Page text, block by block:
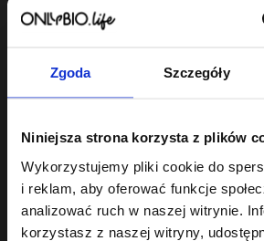
Zgoda Szczegóły
Niniejsza strona korzysta z plików
Wykorzystujemy pliki cookie do
i reklam, aby oferować funkcje
analizować ruch w naszej witrynie.
korzystasz z naszej witryny,
Stylizator proteinowy
do stylizacji włosów
kręconych 200ml
7,29 zł
obniżką:24,49 zł
22,
obniżką: